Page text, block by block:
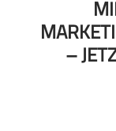
Automobil
–